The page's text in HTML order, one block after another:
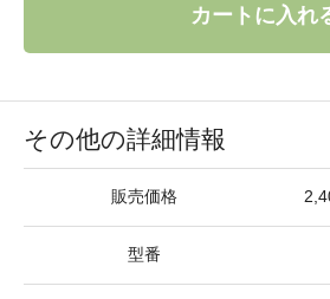
カートに入れ
その他の詳細情報
販売価格
型番